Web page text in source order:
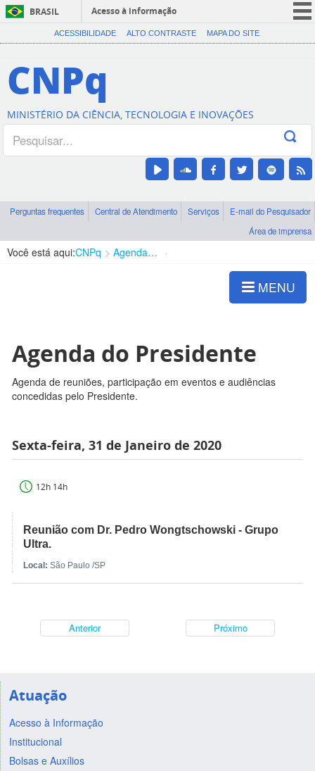
BRASIL
Acesso à informação
CORONAVÍRUS (COVID-19)
Canais
ACESSIBILIDADE ALTO CONTRASTE MAPA DO SITE
CNPq
MINISTÉRIO DA CIÊNCIA, TECNOLOGIA E INOVAÇÕES
Perguntas frequentes Central de Atendimento Serviços
E-mail do Pesquisador
Área de imprensa
Você está aqui:CNPq Agenda de autoridades
MENU
Agenda do Presidente
Agenda de reuniões, participação em eventos e audiências
concedidas pelo Presidente.
Sexta-feira, 31 de Janeiro de 2020
12h 14h
Reunião com Dr. Pedro Wongtschowski - Grupo
Ultra.
Local: São Paulo /SP
Anterior Próximo
Atuação
Acesso à Informação
Institucional
Bolsas e Auxílios